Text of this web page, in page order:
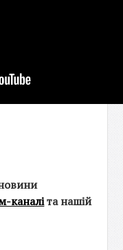
каналіта нашій